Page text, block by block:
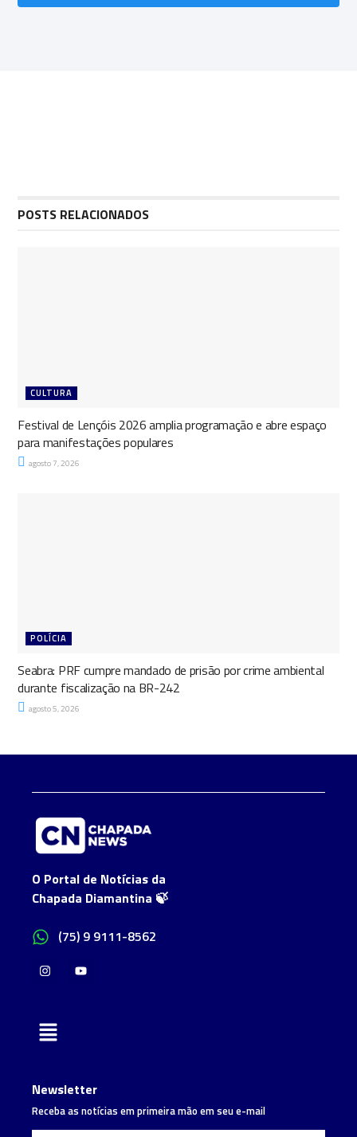
POSTS RELACIONADOS
CULTURA
Festival de Lençóis 2026 amplia programação e abre espaço
para manifestações populares
agosto 7, 2026
POLÍCIA
Seabra: PRF cumpre mandado de prisão por crime ambiental
durante fiscalização na BR-242
agosto 5, 2026
O Portal de Notícias da
Chapada Diamantina 🍃
(75) 9 9111-8562
Newsletter
Receba as notícias em primeira mão em seu e-mail